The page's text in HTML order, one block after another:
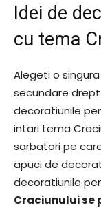
Idei de
cu tema
Alegeti o
secundare
decoratiunile
intari tema
sarbatori pe
apuci de
decoratiunile
Craciunului se